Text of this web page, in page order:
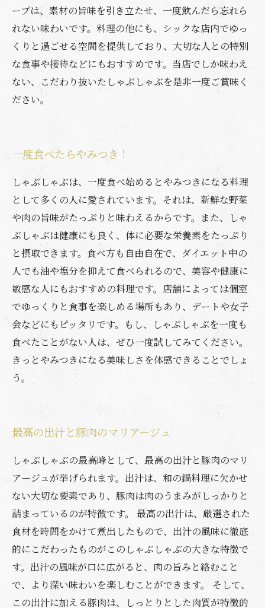
ープは、素材の旨味を引き立たせ、一度飲んだら忘れら
れない味わいです。料理の他にも、シックな店内でゆっ
くりと過ごせる空間を提供しており、大切な人との特別
な食事や接待などにもおすすめです。当店でしか味わえ
ない、こだわり抜いたしゃぶしゃぶを是非一度ご賞味く
ださい。
一度食べたらやみつき！
しゃぶしゃぶは、一度食べ始めるとやみつきになる料理
として多くの人に愛されています。それは、新鮮な野菜
や肉の旨味がたっぷりと味わえるからです。また、しゃ
ぶしゃぶは健康にも良く、体に必要な栄養素をたっぷり
と摂取できます。食べ方も自由自在で、ダイエット中の
人でも油や塩分を抑えて食べられるので、美容や健康に
敏感な人にもおすすめの料理です。店舗によっては個室
でゆっくりと食事を楽しめる場所もあり、デートや女子
会などにもピッタリです。もし、しゃぶしゃぶを一度も
食べたことがない人は、ぜひ一度試してみてください。
きっとやみつきになる美味しさを体感できることでしょ
う。
最高の出汁と豚肉のマリアージュ
しゃぶしゃぶの最高峰として、最高の出汁と豚肉のマリ
アージュが挙げられます。出汁は、和の鍋料理に欠かせ
ない大切な要素であり、豚肉は肉のうまみがしっかりと
詰まっているのが特徴です。 最高の出汁は、厳選された
食材を時間をかけて煮出したもので、出汁の風味に徹底
的にこだわったものがこのしゃぶしゃぶの大きな特徴で
す。出汁の風味が口に広がると、肉の旨みと絡むこと
で、より深い味わいを楽しむことができます。 そして、
この出汁に加える豚肉は、しっとりとした肉質が特徴的